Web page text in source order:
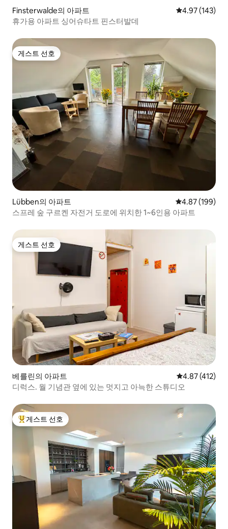
Finsterwalde의 아파트 평점 4.97점(5
4.97 (143)
휴가용 아파트 싱어슈타트 핀스터발데
게스트 선호
게스트 선호
Lübben의 아파트 평점 4.87점(5
4.87 (199)
스프레 숲 구르켄 자전거 도로에 위치한 1~6인용 아파트
게스트 선호
게스트 선호
베를린의 아파트 평점 4.87점(5
4.87 (412)
디럭스. 월 기념관 옆에 있는 멋지고 아늑한 스튜디오
상위 게스트 선호
게스트 선호